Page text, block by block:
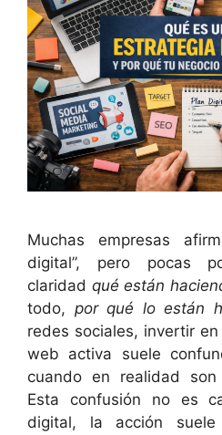
Muchas empresas
digital”, pero pocas
claridad qué están
todo, por qué lo están
redes sociales, invertir
web activa suele
cuando en realidad
Esta confusión no es
digital, la acción